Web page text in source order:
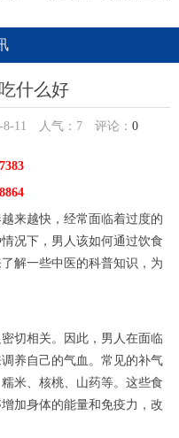
什么好
11 人气： 7 评论： 0
来越快，经常面临着过度的
况下，男人该如何通过饮食
解一些中医的科普知识，为
切相关。因此，男人在面临
养自己的气血。常见的补气
米、核桃、山药等。这些食
加身体的能量和免疫力，改